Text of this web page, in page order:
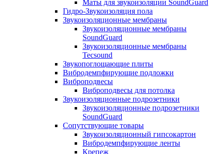
Маты для звукоизоляции SoundGuard
Гидро-Звукоизоляция пола
Звукоизоляционные мембраны
Звукоизоляционные мембраны
SoundGuard
Звукоизоляционные мембраны
Tecsound
Звукопоглощающие плиты
Вибродемпфирующие подложки
Виброподвесы
Виброподвесы для потолка
Звукоизоляционные подрозетники
Звукоизоляционные подрозетники
SoundGuard
Сопутствующие товары
Звукоизоляционный гипсокартон
Вибродемпфирующие ленты
Крепеж